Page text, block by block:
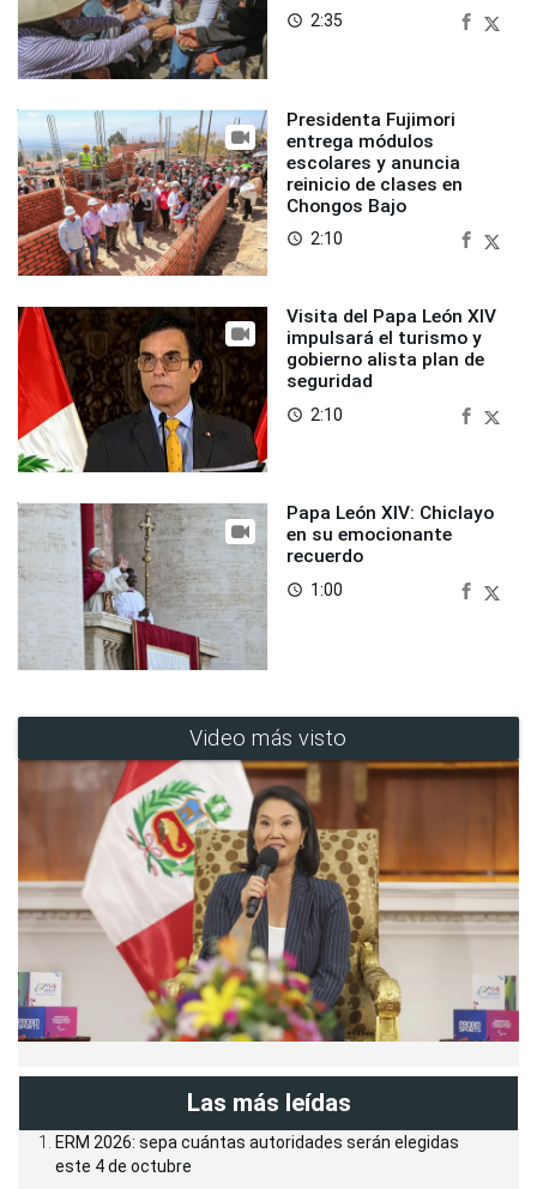
access_time 2:35
Presidenta Fujimori
entrega módulos
escolares y anuncia
reinicio de clases en
Chongos Bajo
access_time 2:10
Visita del Papa León XIV
impulsará el turismo y
gobierno alista plan de
seguridad
access_time 2:10
Papa León XIV: Chiclayo
en su emocionante
recuerdo
access_time 1:00
Video más visto
Las más leídas
ERM 2026: sepa cuántas autoridades serán elegidas
este 4 de octubre